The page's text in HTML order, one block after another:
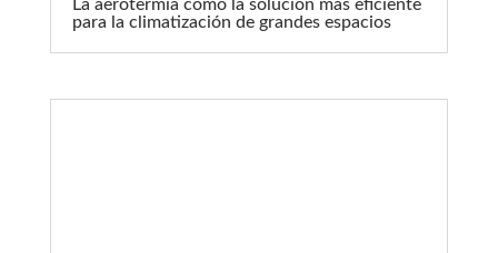
La aerotermia como la solución más eficiente
para la climatización de grandes espacios